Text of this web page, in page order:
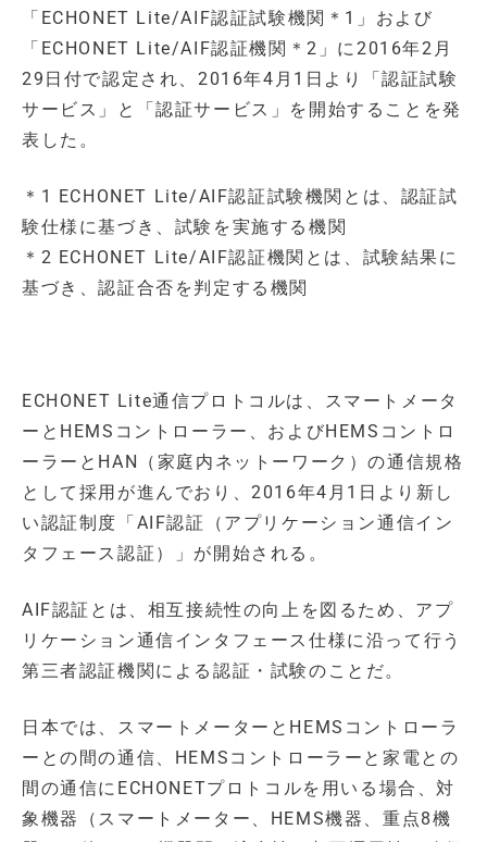
「ECHONET Lite/AIF認証試験機関＊1」および
「ECHONET Lite/AIF認証機関＊2」に2016年2月
29日付で認定され、2016年4月1日より「認証試験
サービス」と「認証サービス」を開始することを発
表した。
＊1 ECHONET Lite/AIF認証試験機関とは、認証試
験仕様に基づき、試験を実施する機関
＊2 ECHONET Lite/AIF認証機関とは、試験結果に
基づき、認証合否を判定する機関
ECHONET Lite通信プロトコルは、スマートメータ
ーとHEMSコントローラー、およびHEMSコントロ
ーラーとHAN（家庭内ネットーワーク）の通信規格
として採用が進んでおり、2016年4月1日より新し
い認証制度「AIF認証（アプリケーション通信イン
タフェース認証）」が開始される。
AIF認証とは、相互接続性の向上を図るため、アプ
リケーション通信インタフェース仕様に沿って行う
第三者認証機関による認証・試験のことだ。
日本では、スマートメーターとHEMSコントローラ
ーとの間の通信、HEMSコントローラーと家電との
間の通信にECHONETプロトコルを用いる場合、対
象機器（スマートメーター、HEMS機器、重点8機